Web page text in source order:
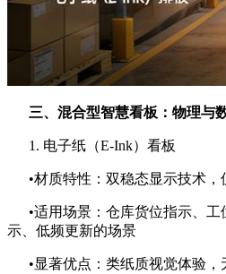
三、混合型智慧看板：物理与
1. 电子纸（E-Ink）看板
•材质特性：双稳态显示技术
•适用场景：仓库货位指示、
示、低频更新的场景
•显著优点：类纸质视觉体验